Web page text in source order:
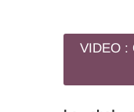
VIDEO :